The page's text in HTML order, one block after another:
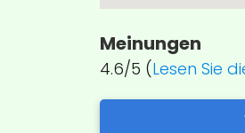
Meinungen
4.6/5 (Lesen Sie